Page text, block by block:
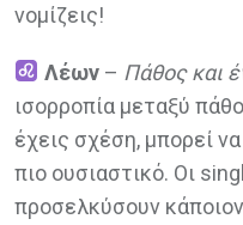
νομίζεις!
Λέων– Πάθος και
ισορροπία μεταξύ
έχεις σχέση, μπορεί
πιο ουσιαστικό. Οι
προσελκύσουν